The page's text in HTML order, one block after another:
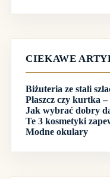
CIEKAWE
Biżuteria ze stali
Płaszcz czy kurtka
Jak wybrać dobry
Te 3 kosmetyki
Modne okulary